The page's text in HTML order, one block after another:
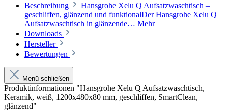
Beschreibung
Hansgrohe Xelu Q Aufsatzwaschtisch –
geschliffen, glänzend und funktionalDer Hansgrohe Xelu Q
Aufsatzwaschtisch in glänzende… Mehr
Downloads
Hersteller
Bewertungen
Menü schließen
Produktinformationen "Hansgrohe Xelu Q Aufsatzwaschtisch,
Keramik, weiß, 1200x480x80 mm, geschliffen, SmartClean,
glänzend"